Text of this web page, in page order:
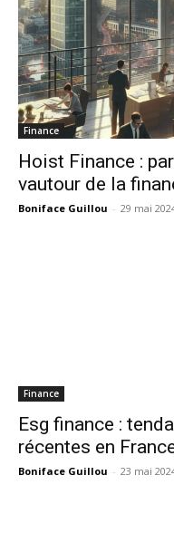
Finance
Hoist Finance :
vautour de la
Boniface Guillou - 29 mai
Finance
Esg finance :
récentes en
Boniface Guillou - 23 mai